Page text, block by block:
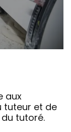
aux
tuteur et de
tutoré.